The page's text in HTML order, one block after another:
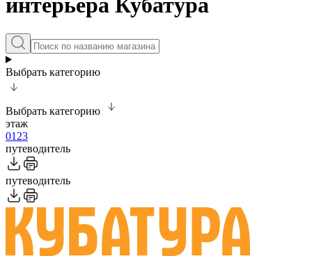
интерьера Кубатура
Выбрать категорию
Выбрать категорию
этаж
01 23
путеводитель
путеводитель